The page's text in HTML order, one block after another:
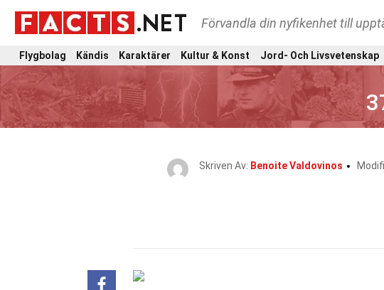
Förvandla din nyfikenhet till
Flygbolag Kändis Karaktärer Kultur & Konst Jord- Och Livsvetenskap
Skriven Av: Benoite Valdovinos